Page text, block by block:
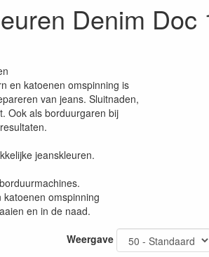
Denim Doc
en katoenen omspinning is
van jeans. Sluitnaden,
Ook als borduurgaren bij
jeanskleuren.
omspinning
en in de naad.
Weergave